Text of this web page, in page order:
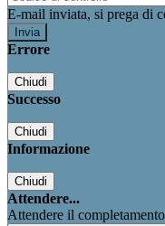
E-mail inviata, si prega di
Errore
Chiudi
Successo
Chiudi
Informazione
Chiudi
Attendere...
Attendere il